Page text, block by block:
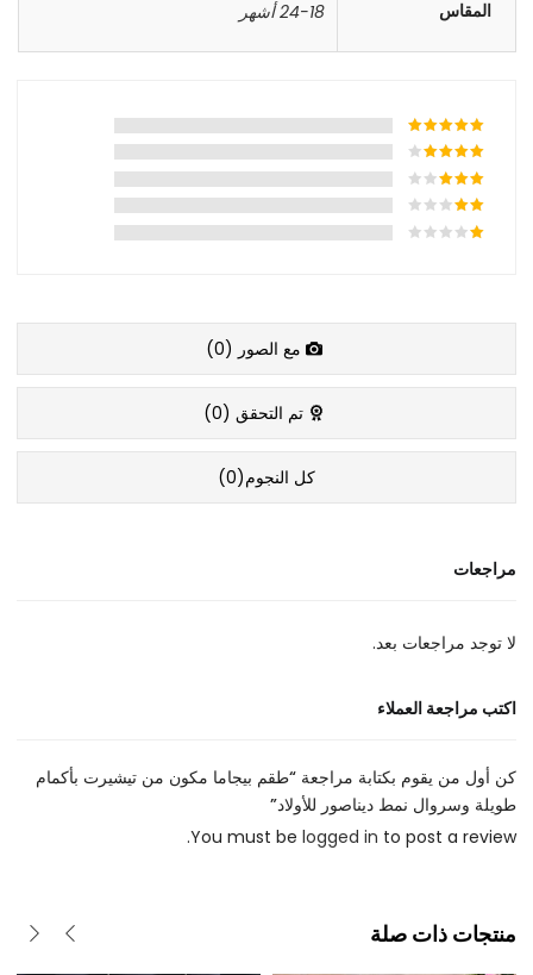
المقاس 24-18 أشهر
مع الصور (0
)
تم التحقق (0
)
كل النجوم(0
)
مراجعات
لا توجد مراجعات بعد.
اكتب مراجعة العملاء
كن أول من يقوم بكتابة مراجعة “طقم بيجاما مكون من تيشيرت بأكمام
طويلة وسروال نمط ديناصور للأولاد”
You must be logged in to post a review.
منتجات ذات صلة